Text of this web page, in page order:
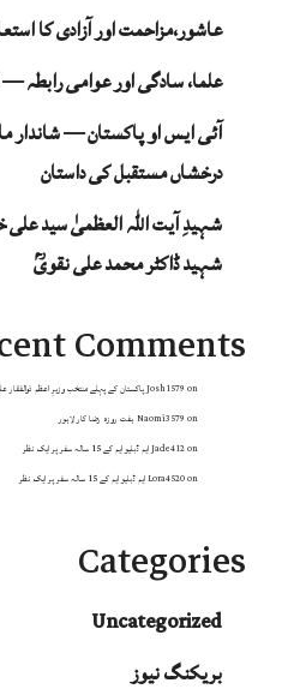
عاشور،مزاحمت اور آزادی کا
علما، سادگی اور عوامی رابطہ
آئی ایس او پاکستان — شاندار
درخشاں مستقبل کی داستان
شہیدِ آیت اللہ العظمیٰ سید علی
شہید ڈاکٹر محمد علی نقویؒ
Comments
Josh1579 on
پاکستان کے پہلے منتخب وزیرِ اعظم ذوالفقار
Naomi3579 on
ہفت روزہ رضا کار لاہور
Jade412on
ایم ڈبلیو ایم کے 15 سالہ سفر پر ایک نظر
Lora4520on ایم ڈبلیو ایم کے 15 سالہ سفر پر ایک نظر
Categories
Uncategorized
بریکنگ نیوز